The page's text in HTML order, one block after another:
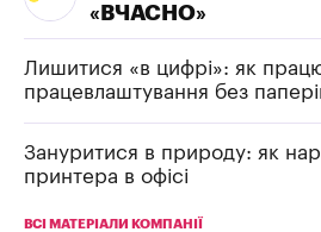
«ВЧАСНО»
Лишитися «в цифрі»: як
працевлаштування без
Зануритися в природу: як
принтера в офісі
ВСІ МАТЕРІАЛИ КОМПАНІЇ